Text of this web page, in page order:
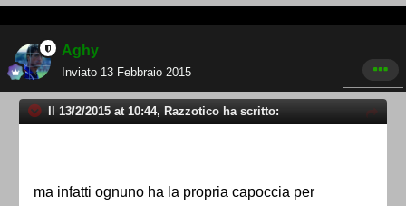
Aghy
Inviato 13 Febbraio 2015
Il 13/2/2015 at 10:44, Razzotico ha scritto:
ma infatti ognuno ha la propria capoccia per